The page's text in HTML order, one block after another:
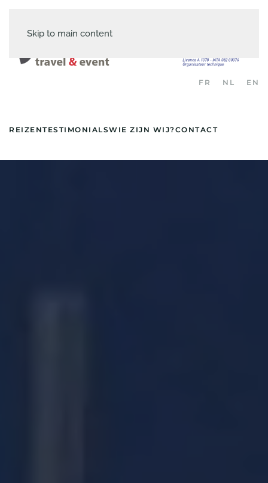
Skip to main content
FR NL EN
REIZENTESTIMONIALSWIE ZIJN WIJ?CONTACT